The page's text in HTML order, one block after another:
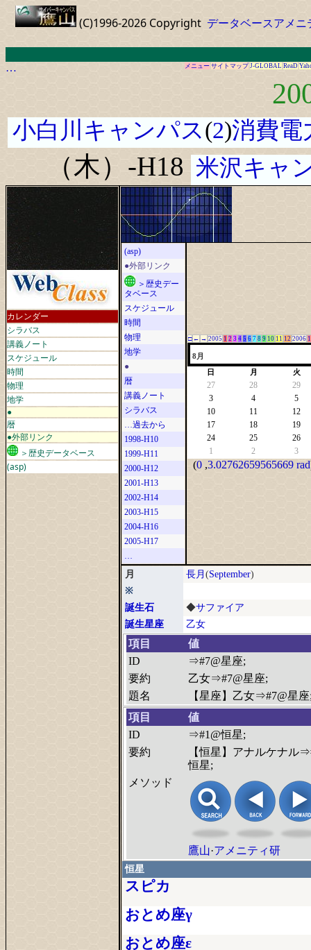
(C)1996-2026 Copyright データベースアメニ
… メニュー サイトマップ J-GLOBAL ReaD
小白川キャンパス(2)消費電
（木）-H18 米沢キャ
カレンダー
シラバス
講義ノート
スケジュール
時間
物理
地学
●
暦
●外部リンク
＞歴史データベース
(asp)
(asp)
●外部リンク
＞歴史デー
タベース
スケジュール
時間
物理
地学
●
暦
講義ノート
シラバス
…過去から
1998-H10
1999-H11
2000-H12
2001-H13
2002-H14
2003-H15
2004-H16
2005-H17
…
□ ← → 2005 1 2 3 4 5 6 7 8 9 10 11 12 2006 1
8月
日 月 火
27 28
29
3
4
5
10
11
12
17
18
19
24
25
26
1
2 3
(0 ,3.02762659565669 rad
月 長月 (September)
※
誕生石
◆サファイア
誕生星座
乙女
項目
値
ID
⇒#7@星座;
要約
乙女⇒#7@星座;
題名
【星座】乙女⇒#7@星
項目
値
ID
⇒#1@恒星;
要約
【恒星】アナルケナル
恒星;
メソッド
鷹山·アメニティ研
恒星
スピカ
おとめ座γ
おとめ座ε